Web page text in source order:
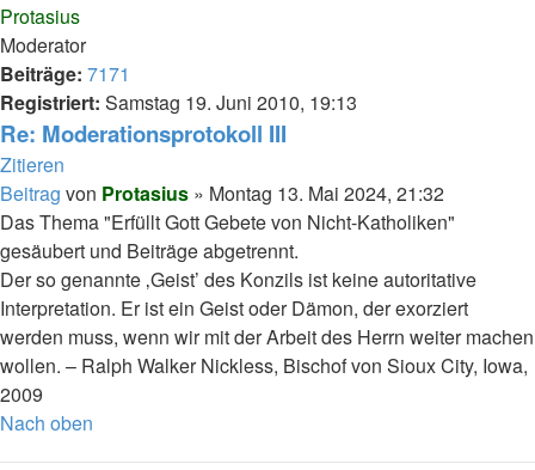
Protasius
Moderator
Beiträge: 7171
Registriert: Samstag 19. Juni 2010, 19:13
Re: Moderationsprotokoll III
Zitieren
Beitrag von Protasius » Montag 13. Mai 2024, 21:32
Das Thema "Erfüllt Gott Gebete von Nicht-Katholiken"
gesäubert und Beiträge abgetrennt.
Der so genannte ‚Geist’ des Konzils ist keine autoritative
Interpretation. Er ist ein Geist oder Dämon, der exorziert
werden muss, wenn wir mit der Arbeit des Herrn weiter machen
wollen. – Ralph Walker Nickless, Bischof von Sioux City, Iowa,
2009
Nach oben